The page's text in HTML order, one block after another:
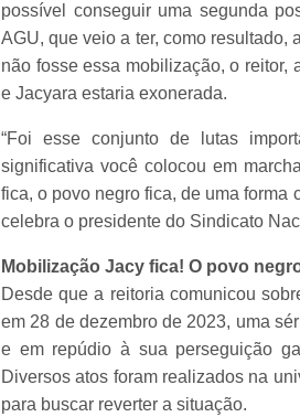
possível conseguir uma segunda
AGU, que veio a ter, como resultado,
não fosse essa mobilização, o reitor,
e Jacyara estaria exonerada.
“Foi esse conjunto de lutas
significativa você colocou em
fica, o povo negro fica, de uma forma
celebra o presidente do Sindicato
Mobilização Jacy fica! O povo
Desde que a reitoria comunicou
em 28 de dezembro de 2023, uma
e em repúdio à sua perseguição
Diversos atos foram realizados na
para buscar reverter a situação.